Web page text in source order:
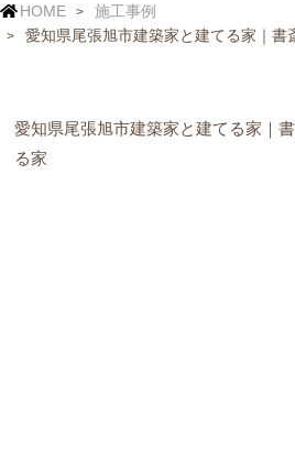
HOME
施工事例
愛知県尾張旭市建築家と建てる家｜書
愛知県尾張旭市建築家と建てる家｜
る家